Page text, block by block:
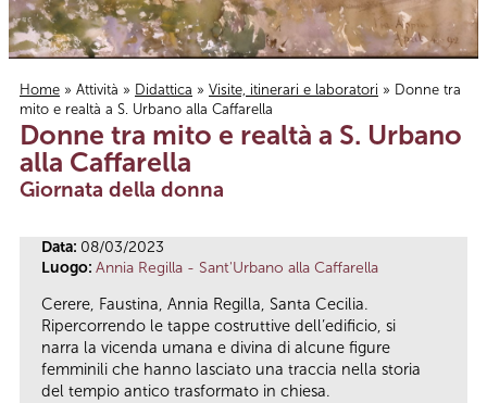
Tu sei qui
Home » Attività » Didattica » Visite, itinerari e laboratori » Donne tra
mito e realtà a S. Urbano alla Caffarella
Donne tra mito e realtà a S. Urbano
alla Caffarella
Giornata della donna
Data: 08/03/2023
Luogo: Annia Regilla - Sant'Urbano alla Caffarella
Cerere, Faustina, Annia Regilla, Santa Cecilia.
Ripercorrendo le tappe costruttive dell’edificio, si
narra la vicenda umana e divina di alcune figure
femminili che hanno lasciato una traccia nella storia
del tempio antico trasformato in chiesa.